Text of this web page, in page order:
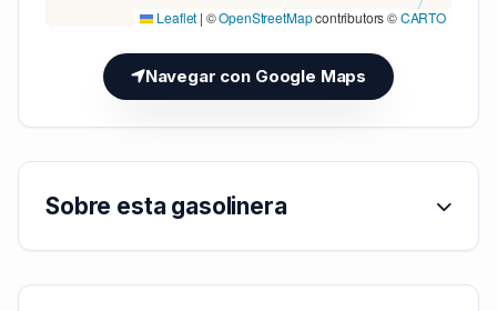
Leaflet | ©OpenStreetMapcontributors ©CARTO
Navegar con Google Maps
Sobre esta gasolinera